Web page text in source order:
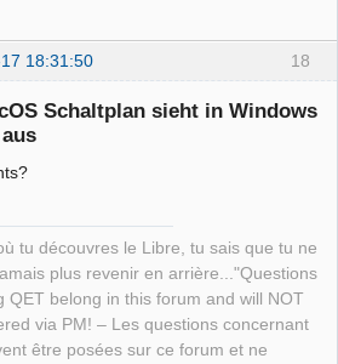
18
18:31:50
Schaltplan sieht in Windows
tu découvres le Libre, tu sais que tu ne
plus revenir en arrière..."Questions
QET belong in this forum and will NOT
via PM! – Les questions concernant
être posées sur ce forum et ne